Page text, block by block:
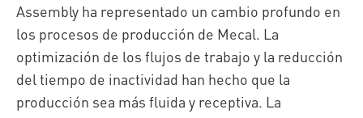
Assembly ha representado un cambio profundo en
los procesos de producción de Mecal. La
optimización de los flujos de trabajo y la reducción
del tiempo de inactividad han hecho que la
producción sea más fluida y receptiva. La